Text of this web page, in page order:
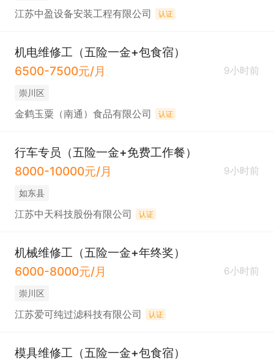
江苏中盈设备安装工程有限公司 认证
机电维修工（五险一金+包食宿）
6500-7500元/月
9小时前
崇川区
金鹤玉粟（南通）食品有限公司 认证
行车专员（五险一金+免费工作餐）
8000-10000元/月
9小时前
如东县
江苏中天科技股份有限公司 认证
机械维修工（五险一金+年终奖）
6000-8000元/月
6小时前
崇川区
江苏爱可纯过滤科技有限公司 认证
模具维修工（五险一金+包食宿）